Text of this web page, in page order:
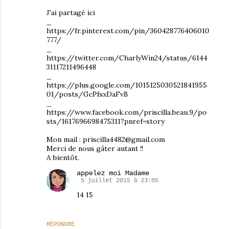
J'ai partagé ici
https://fr.pinterest.com/pin/360428776406010
777/
https://twitter.com/CharlyWin24/status/6144
31117211496448
https://plus.google.com/1015125030521841955
01/posts/GcPfsxDaFvB
https://www.facebook.com/priscilla.beau.9/po
sts/1617696698475311?pnref=story
Mon mail : priscilla4482@gmail.com
Merci de nous gâter autant !!
A bientôt.
RÉPONDRE
appelez moi Madame
5 juillet 2015 à 23:05
14 15